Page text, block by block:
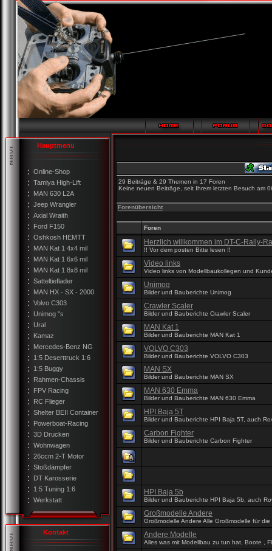
Hauptmenü
Online-Shop
Tamiya High-Lift
MAN 630 L2A
Jeep Wrangler
Axial Wraith
Ford F150
Oshkosh HEMTT
MAN Kat 1 4x4 mil
MAN Kat 1 6x6 mil
MAN Kat 1 8x8 mil
Satteltieflader
MAN HX - SX - 2000
Volvo C303
Unimog "s
Ural
Kamaz
Mercedes-Benz NG
1:5 Deserttruck 1:6
1:5 Buggy
Rahmen-Chassis
FPV Racing
RC Flieger
Shelter BEII Container
Powerboat-Racing
3D Drucken
Wohnwagen
26ccm 2-T Motor
Stoßdämpfer
DT Karosserie
1:5 Tuning 1:6
Werkstatt
Kontakt
29 Beiträge & 29 Themen in 17 Foren
Keine neuen Beiträge, seit Ihrem letzten Besuch am
Forenübersicht
Foren
Herzlich willkommen im DT-C-Rally-
!! Vor dem posten Bitte lesen !!
Video links
Video links von Modellbaukollegen und
Unimog
Bilder und Bauberichte Unimog
Crawler Scaler
Bilder und Bauberichte Crawler Scaler
MAN Kat 1
Bilder und Bauberichte MAN Kat 1
VOLVO C303
Bilder und Bauberichte VOLVO C303
MAN SX
Bilder und Bauberichte MAN SX
MAN 630 Emma
Bilder und Bauberichte MAN 630 Emma
HPI Baja 5T
Bilder und Bauberichte HPI Baja 5T, auch
Carbon Fighter
Bilder und Bauberichte Carbon Fighter
HPI Baja 5b
Bilder und Bauberichte HPI Baja 5b, auch
Großmodelle Andere
Großmodelle Andere Alle Großmodelle für
Andere Modelle
Alles was mit Modellbau zu tun hat, Boote ,